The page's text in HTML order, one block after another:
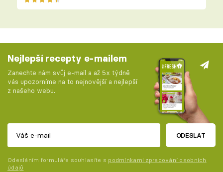
Nejlepší recepty e-mailem
Zanechte nám svůj e-mail a až 5x týdně
vás upozorníme na to nejnovější a nejlepší
z našeho webu.
ODESLAT
Odesláním formuláře souhlasíte s podmínkami zpracování osobních
údajů